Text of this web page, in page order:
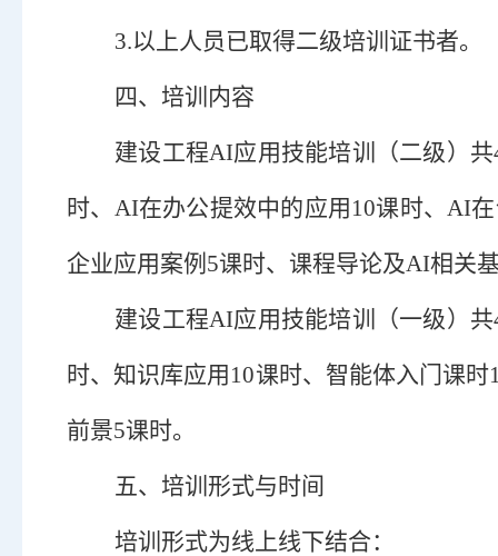
3.以上人员已取得二级培训证书者。
四、培训内容
建设工程AI应用技能培训（二级） 共
时、AI在办公提效中的应用10课时、AI
企业应用案例5课时、课程导论及AI相关
建设工程AI应用技能培训（一级） 共
时、知识库应用10课时、智能体入门课
前景5课时。
五、培训形式与时间
培训形式为线上线下结合：